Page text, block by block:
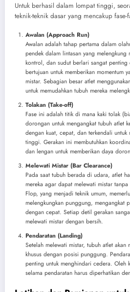
Untuk berhasil dalam lompat tinggi,
teknik-teknik dasar yang mencakup fase-
Awalan (Approach Run)
Awalan adalah tahap pertama dalam
pendek dalam lintasan yang melengkung
kontrol, dan sudut berlari sangat
bertujuan untuk memberikan momentum
mistar. Sebagian besar atlet
untuk memudahkan tubuh mereka
Tolakan (Take-off)
Fase ini adalah titik di mana kaki tolak
dorongan untuk mengangkat tubuh atlet
dengan kuat, cepat, dan terkendali untuk
tinggi. Gerakan ini membutuhkan
dan lengan untuk memberikan daya
Melewati Mistar (Bar Clearance)
Pada saat tubuh berada di udara, atlet
mereka agar dapat melewati mistar
Flop, yang menjadi teknik umum,
melengkungkan punggung, mengangkat
dengan cepat. Setiap detil gerakan
melewati mistar dengan bersih.
Pendaratan (Landing)
Setelah melewati mistar, tubuh atlet akan
khusus dengan posisi punggung.
penting untuk menghindari cedera. Oleh
selama pendaratan harus diperhatikan